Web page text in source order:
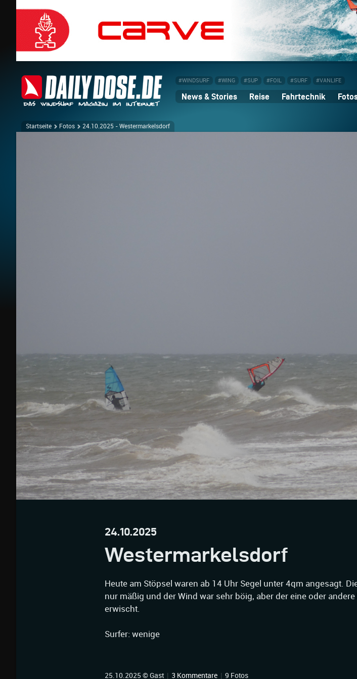
#WINDSURF #WING #SUP #FOIL #SURF #VANLIFE
News & Stories Reise Fahrtechnik
Startseite Fotos 24.10.2025 - Westermarkelsdorf
24.10.2025
Westermarkelsdorf
Heute am Stöpsel waren ab 14 Uhr Segel unter 4qm angesagt.
nur mäßig und der Wind war sehr böig, aber der eine oder andere
erwischt.
Surfer: wenige
25.10.2025 © Gast | 3 Kommentare | 9 Fotos